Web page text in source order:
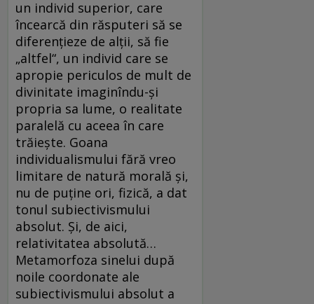
un individ superior, care
încearcă din răsputeri să se
diferențieze de alții, să fie
„alt­fel“, un individ care se
apropie periculos de mult de
divinitate imaginîndu-și
propria sa lume, o realitate
paralelă cu aceea în care
trăiește. Goana
individualismului fără vreo
limitare de natură morală și,
nu de puține ori, fizică, a dat
tonul subiectivismului
absolut. Și, de aici,
relativitatea absolută…
Metamorfoza sinelui după
noile coordonate ale
subiectivismului absolut a